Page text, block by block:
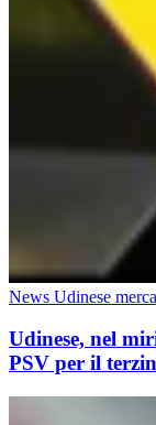
News Udinese
Udinese, nel
PSV per il